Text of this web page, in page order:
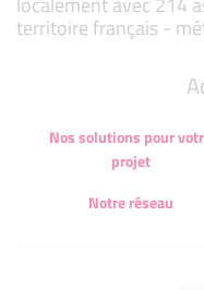
territoire français -
Nos solutions pour
projet
Notre réseau